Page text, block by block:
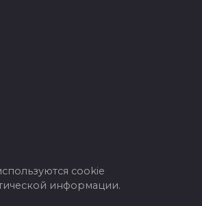
cookie
информации.